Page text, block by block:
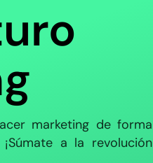
marketing de forma
a la revolución